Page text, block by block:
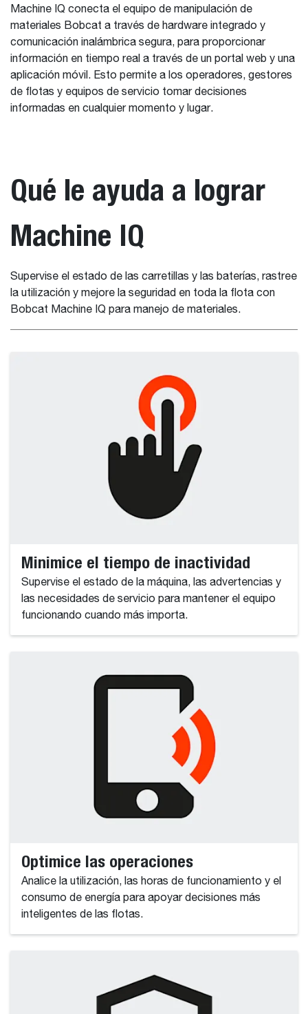
Machine IQ conecta el equipo de manipulación de
materiales Bobcat a través de hardware integrado y
comunicación inalámbrica segura, para proporcionar
información en tiempo real a través de un portal web y una
aplicación móvil. Esto permite a los operadores, gestores
de flotas y equipos de servicio tomar decisiones
informadas en cualquier momento y lugar.
Qué le ayuda a lograr
Machine IQ
Supervise el estado de las carretillas y las baterías, rastree
la utilización y mejore la seguridad en toda la flota con
Bobcat Machine IQ para manejo de materiales.
Minimice el tiempo de inactividad
Supervise el estado de la máquina, las advertencias y
las necesidades de servicio para mantener el equipo
funcionando cuando más importa.
Optimice las operaciones
Analice la utilización, las horas de funcionamiento y el
consumo de energía para apoyar decisiones más
inteligentes de las flotas.